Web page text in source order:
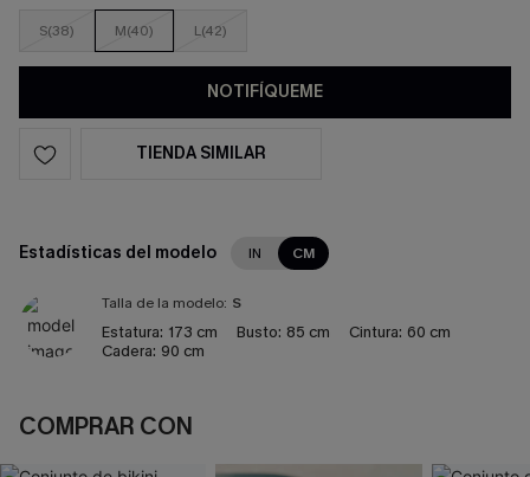
S(38) M(40) L(42)
NOTIFÍQUEME
TIENDA SIMILAR
Estadísticas del modelo IN CM
Talla de la modelo: S
Estatura: 173 cm Busto: 85 cm Cintura: 60 cm
Cadera: 90 cm
COMPRAR CON